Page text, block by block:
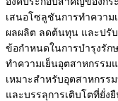
เสนอโซลูชันการทำความ
ผลผลิต ลดต้นทุน และปรั
ข้อกำหนดในการบำรุงรัก
ทำความเย็นอุตสาหกรรม
เหมาะสำหรับอุตสาหกรร
และบรรลุการเติบโตที่ยั่ง